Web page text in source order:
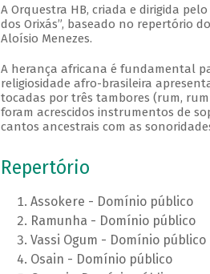
A Orquestra HB, criada e dirigida
dos Orixás”, baseado no repertório
Aloísio Menezes.
A herança africana é fundamental
religiosidade afro-brasileira
tocadas por três tambores (rum,
foram acrescidos instrumentos de
cantos ancestrais com as
Repertório
Assokere - Domínio público
Ramunha - Domínio público
Vassi Ogum - Domínio público
Osain - Domínio público